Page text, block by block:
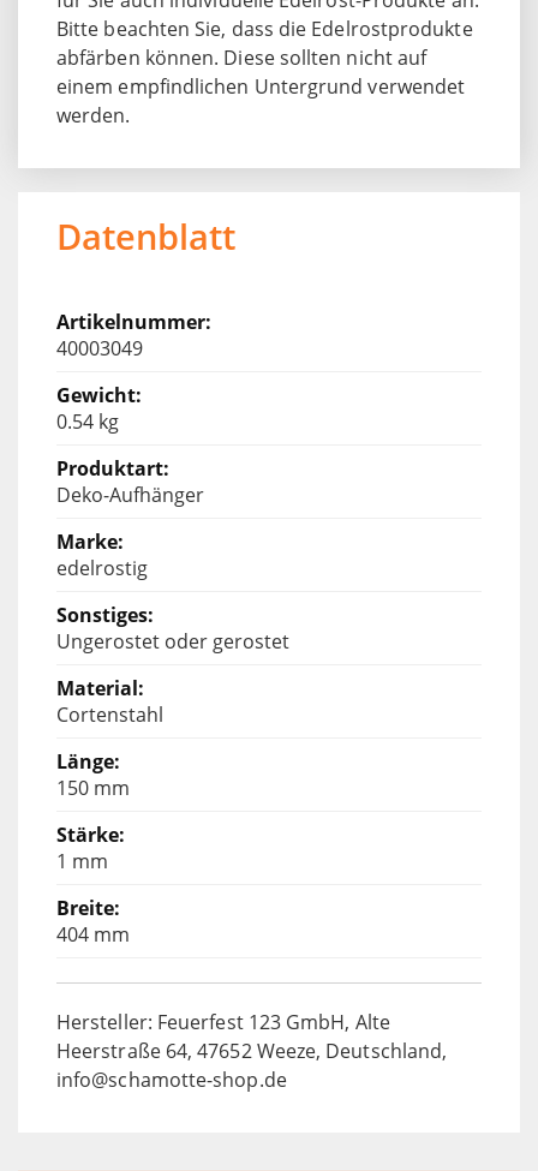
Bitte beachten Sie, dass die Edelrostprodukte
abfärben können. Diese sollten nicht auf
einem empfindlichen Untergrund verwendet
werden.
Datenblatt
40003049
0.54 kg
Deko-Aufhänger
edelrostig
Ungerostet oder gerostet
Cortenstahl
150 mm
1 mm
404 mm
Hersteller: Feuerfest 123 GmbH, Alte
Heerstraße 64, 47652 Weeze, Deutschland,
info@schamotte-shop.de